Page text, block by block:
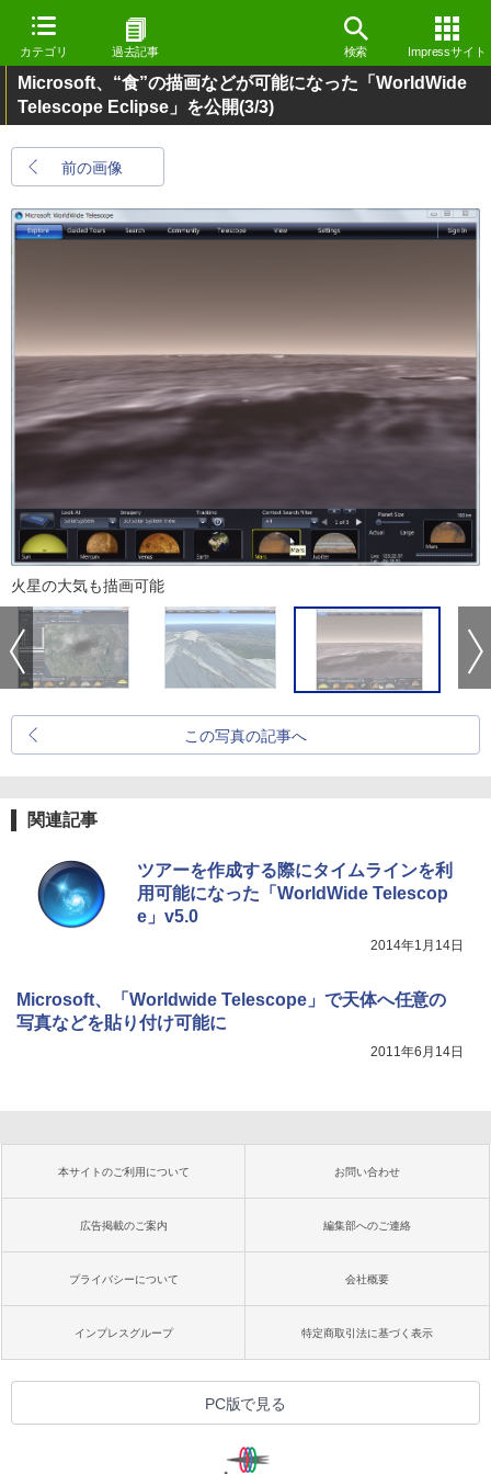
カテゴリ 過去記事 検索 Impressサイト
Microsoft、“食”の描画などが可能になった「WorldWide
Telescope Eclipse」を公開(3/3)
前の画像
火星の大気も描画可能
この写真の記事へ
関連記事
ツアーを作成する際にタイムラインを利
用可能になった「WorldWide Telescop
e」v5.0
2014年1月14日
Microsoft、「Worldwide Telescope」で天体へ任意の
写真などを貼り付け可能に
2011年6月14日
本サイトのご利用について お問い合わせ
広告掲載のご案内 編集部へのご連絡
プライバシーについて 会社概要
インプレスグループ 特定商取引法に基づく表示
PC版で見る